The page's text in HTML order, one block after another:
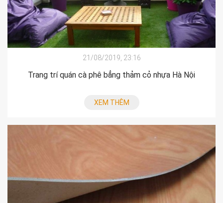
21/08/2019, 23:16
Trang trí quán cà phê bẳng thảm cỏ nhựa Hà Nội
XEM THÊM